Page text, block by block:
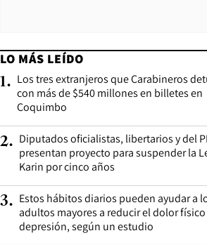
LO MÁS LEÍDO
1. Los tres extranjeros que Carabineros
con más de $540 millones en billetes en
Coquimbo
2. Diputados oficialistas, libertarios y del
presentan proyecto para suspender la
Karin por cinco años
3. Estos hábitos diarios pueden ayudar a
adultos mayores a reducir el dolor físico
depresión, según un estudio